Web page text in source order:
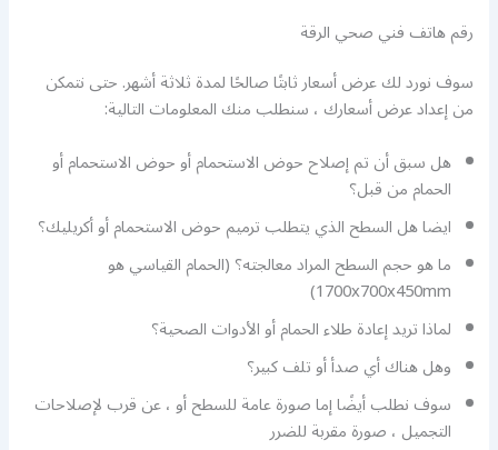
رقم هاتف فني صحي الرقة
سوف نورد لك عرض أسعار ثابتًا صالحًا لمدة ثلاثة أشهر. حتى نتمكن
من إعداد عرض أسعارك ، سنطلب منك المعلومات التالية:
هل سبق أن تم إصلاح حوض الاستحمام أو حوض الاستحمام أو
الحمام من قبل؟
ايضا هل السطح الذي يتطلب ترميم حوض الاستحمام أو أكريليك؟
ما هو حجم السطح المراد معالجته؟ (الحمام القياسي هو
1700x700x450mm)
لماذا تريد إعادة طلاء الحمام أو الأدوات الصحية؟
وهل هناك أي صدأ أو تلف كبير؟
سوف نطلب أيضًا إما صورة عامة للسطح أو ، عن قرب لإصلاحات
التجميل ، صورة مقربة للضرر